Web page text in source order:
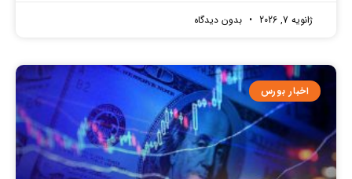
ژانویه 7, 2026 بدون دیدگاه
اخبار بورس